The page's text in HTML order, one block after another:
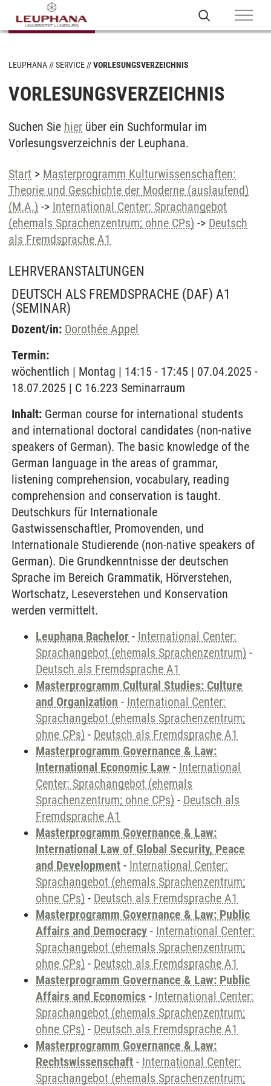
LEUPHANA SERVICE VORLESUNGSVERZEICHNIS
VORLESUNGSVERZEICHNIS
Suchen Sie hier über ein Suchformular im
Vorlesungsverzeichnis der Leuphana.
Start > Masterprogramm Kulturwissenschaften:
Theorie und Geschichte der Moderne (auslaufend)
(M.A.) -> International Center: Sprachangebot
(ehemals Sprachenzentrum; ohne CPs) -> Deutsch
als Fremdsprache A1
LEHRVERANSTALTUNGEN
DEUTSCH ALS FREMDSPRACHE (DAF) A1
(SEMINAR)
Dozent/in: Dorothée Appel
Termin:
wöchentlich | Montag | 14:15 - 17:45 | 07.04.2025 -
18.07.2025 | C 16.223 Seminarraum
Inhalt: German course for international students
and international doctoral candidates (non-native
speakers of German). The basic knowledge of the
German language in the areas of grammar,
listening comprehension, vocabulary, reading
comprehension and conservation is taught.
Deutschkurs für Internationale
Gastwissenschaftler, Promovenden, und
Internationale Studierende (non-native speakers of
German). Die Grundkenntnisse der deutschen
Sprache im Bereich Grammatik, Hörverstehen,
Wortschatz, Leseverstehen und Konservation
werden vermittelt.
Leuphana Bachelor - International Center:
Sprachangebot (ehemals Sprachenzentrum) -
Deutsch als Fremdsprache A1
Masterprogramm Cultural Studies: Culture
and Organization - International Center:
Sprachangebot (ehemals Sprachenzentrum;
ohne CPs) - Deutsch als Fremdsprache A1
Masterprogramm Governance & Law:
International Economic Law - International
Center: Sprachangebot (ehemals
Sprachenzentrum; ohne CPs) - Deutsch als
Fremdsprache A1
Masterprogramm Governance & Law:
International Law of Global Security, Peace
and Development - International Center:
Sprachangebot (ehemals Sprachenzentrum;
ohne CPs) - Deutsch als Fremdsprache A1
Masterprogramm Governance & Law: Public
Affairs and Democracy - International Center:
Sprachangebot (ehemals Sprachenzentrum;
ohne CPs) - Deutsch als Fremdsprache A1
Masterprogramm Governance & Law: Public
Affairs and Economics - International Center:
Sprachangebot (ehemals Sprachenzentrum;
ohne CPs) - Deutsch als Fremdsprache A1
Masterprogramm Governance & Law:
Rechtswissenschaft - International Center:
Sprachangebot (ehemals Sprachenzentrum;